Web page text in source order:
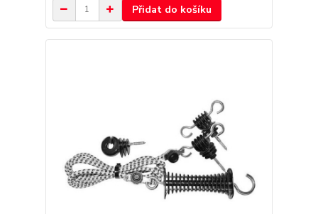
Přidat do košíku